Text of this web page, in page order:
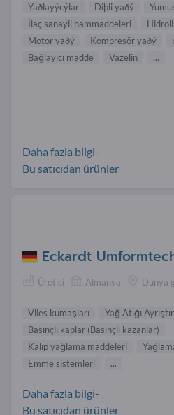
Yaðlayýcýlar Diþli yaðý
İlaç sanayii hammaddeleri
Motor yaðý
Kompresör yaðý
Bağlayıcı madde
Vazelin ...
Daha fazla bilgi-
Bu satıcıdan ürünler
Eckardt
Üretici Almanya Dünya
Vlies kumaşları
Yağ Atığı
Basınçlı kaplar (Basınçlı kazanlar)
Kalıp yağlama maddeleri
Emme sistemleri
...
Daha fazla bilgi-
Bu satıcıdan ürünler